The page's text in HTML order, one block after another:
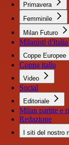
Primavera
Femminile
Milan Futuro
Milanisti d'Italia
Coppe Europee
Coppa italia
Video
Social
Editoriale
Milan partite e
Redazione
I siti del nostro